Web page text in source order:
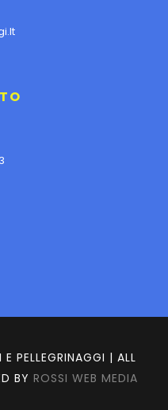
PELLEGRINAGGI | ALL
BY ROSSI WEB MEDIA